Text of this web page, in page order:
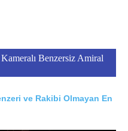
Benzersiz Amiral
ve Rakibi Olmayan En